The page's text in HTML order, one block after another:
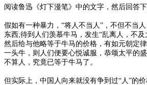
阅读鲁迅《灯下漫笔》中的文字，然后回答下
假如有一种暴力，“将人不当人”，不但不当
东西;待到人们羡慕牛马，发生“乱离人，不及
然后给与他略等于牛马的价格，有如元朝定
一头牛，则人们便要心悦诚服，恭颂太平的
不算人，究竟已等于牛马了。
但实际上，中国人向来就没有争到过“人”的